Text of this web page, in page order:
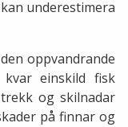
underestimera
oppvandrande
einskild fisk
og skilnadar
på finnar og